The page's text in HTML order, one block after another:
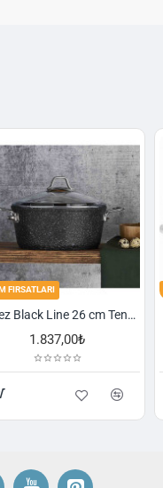
Schafer Cookhaus 6 Parça Çelik Sahan Seti-Gümüş
KASIM FIRSATLARI